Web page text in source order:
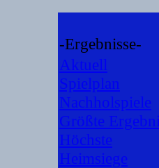
-Ergebnisse-
Aktuell
Spielplan
Nachholspiele
Größte
Höchste
Heimsiege